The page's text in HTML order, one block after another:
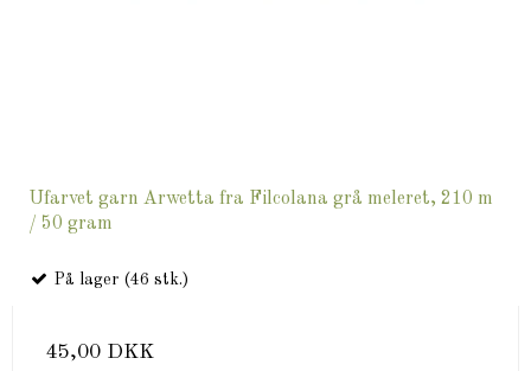
Ufarvet garn Arwetta fra Filcolana grå meleret, 210 m
/ 50 gram
På lager (46 stk.)
45,00 DKK